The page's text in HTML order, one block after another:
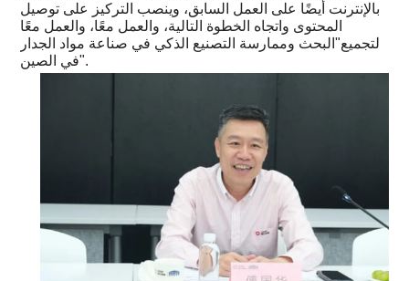
بالإنترنت أيضًا على العمل السابق، وينصب التركيز على توصيل
المحتوى واتجاه الخطوة التالية، والعمل معًا، والعمل معًا
لتجميع"البحث وممارسة التصنيع الذكي في صناعة مواد الجدار
في الصين".